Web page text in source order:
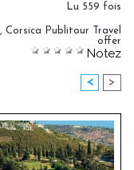
Lu 559 fois
Corsica Publitour Travel
offer
Notez
< >